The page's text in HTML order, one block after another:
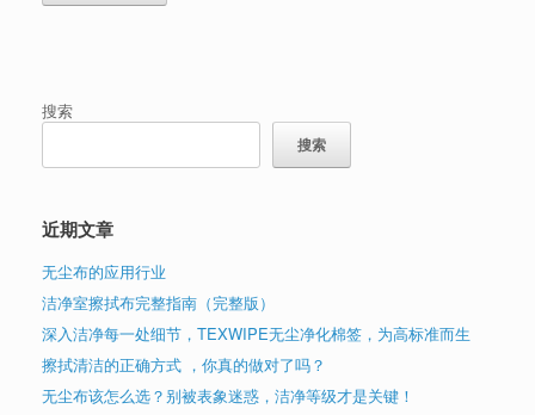
搜索
搜索
近期文章
无尘布的应用行业
洁净室擦拭布完整指南（完整版）
深入洁净每一处细节，TEXWIPE无尘净化棉签，为高标准而生
擦拭清洁的正确方式 ，你真的做对了吗？
无尘布该怎么选？别被表象迷惑，洁净等级才是关键！